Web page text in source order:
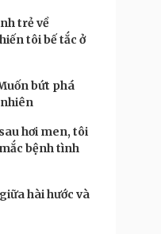
trẻ về
tôi bế tắc ở
bứt phá
hơi men, tôi
bệnh tình
hài hước và